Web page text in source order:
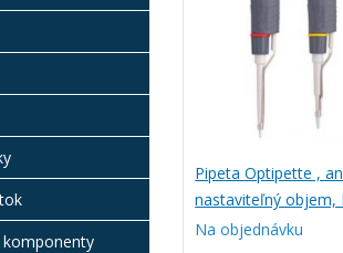
Pipeta Optipette ,
nastaviteľný objem,
Na objednávku